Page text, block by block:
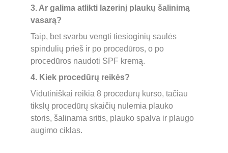
3. Ar galima atlikti lazerinį plaukų šalinimą
vasarą?
Taip, bet svarbu vengti tiesioginių saulės
spindulių prieš ir po procedūros, o po
procedūros naudoti SPF kremą.
4. Kiek procedūrų reikės?
Vidutiniškai reikia 8 procedūrų kurso, tačiau
tikslų procedūrų skaičių nulemia plauko
storis, šalinama sritis, plauko spalva ir plaugo
augimo ciklas.